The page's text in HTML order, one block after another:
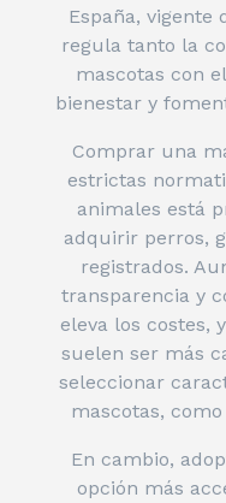
España, vigente
regula tanto la
mascotas con
bienestar y
Comprar una
estrictas
animales está
adquirir perros,
registrados.
transparencia y
eleva los costes,
suelen ser más
seleccionar
mascotas,
En cambio,
opción más